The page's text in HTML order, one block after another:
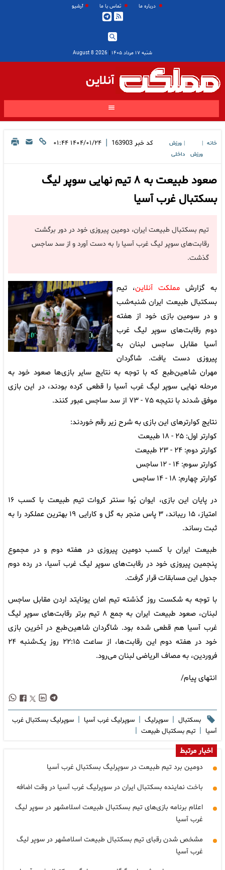
درباره ما تماس با ما آرشیو
شنبه ۱۷ مرداد ۱۴۰۵ |
2026 August 8
آنلاین
خانه
ورزش
ورزش
داخلی
کد خبر 163903
| ۱۴۰۴/۰۱/۲۴ ۰۱:۴۴
صعود طبیعت به ۸ تیم نهایی سوپر لیگ
بسکتبال غرب آسیا
تیم بسکتبال طبیعت ایران، دومین پیروزی خود در دور برگشت
رقابت‌های سوپر لیگ غرب آسیا را به دست‌ آورد و از سد ساجس
گذشت.
به گزارش مملکت آنلاین، تیم
بسکتبال طبیعت ایران شنبه‌شب
و در سومین بازی خود از هفته
دوم رقابت‌های سوپر لیگ غرب
آسیا مقابل ساجس لبنان به
پیروزی دست یافت. شاگردان
مهران شاهین‌طبع که با توجه به نتایج سایر بازی‌ها صعود خود به
مرحله نهایی سوپر لیگ غرب آسیا را قطعی کرده بودند، در این بازی
موفق شدند با نتیجه ۷۵ - ۷۳ از سد ساجس عبور کنند.
نتایج کوارترهای این بازی به شرح زیر رقم خوردند:
کوارتر اول: ۲۵ - ۱۸ طبیعت
کوارتر دوم: ۲۴ - ۲۳ طبیعت
کوارتر سوم: ۱۴ - ۱۲ ساجس
کوارتر چهارم: ۱۸ - ۱۴ ساجس
در پایان این بازی، ایوان بُوا سنتر کروات تیم طبیعت با کسب ۱۶
امتیاز، ۱۵ ریباند، ۳ پاس منجر به گل و کارایی ۱۹ بهترین عملکرد را به
ثبت رساند.
طبیعت ایران با کسب دومین پیروزی در هفته دوم و در مجموع
پنجمین پیروزی خود در رقابت‌های سوپر لیگ غرب آسیا، در رده دوم
جدول این مسابقات قرار گرفت.
با توجه به شکست روز گذشته تیم امان یونایتد اردن مقابل ساجس
لبنان، صعود طبیعت ایران به جمع ۸ تیم برتر رقابت‌های سوپر لیگ
غرب آسیا هم قطعی شده بود. شاگردان شاهین‌طبع در آخرین بازی
خود در هفته دوم این رقابت‌ها، از ساعت ۲۲:۱۵ روز یک‌شنبه ۲۴
فروردین، به مصاف الریاضی لبنان می‌رود.
انتهای پیام/
بسکتبال | سوپرلیگ | سوپرلیگ غرب آسیا | سوپرلیگ بسکتبال غرب
آسیا | تیم بسکتبال طبیعت |
اخبار مرتبط
دومین برد تیم طبیعت در سوپرلیگ بسکتبال غرب آسیا
باخت نماینده بسکتبال ایران در سوپرلیگ غرب آسیا در وقت اضافه
اعلام برنامه بازی‌های تیم بسکتبال طبیعت اسلامشهر در سوپر لیگ
غرب آسیا
مشخص شدن رقبای تیم بسکتبال طبیعت اسلامشهر در سوپر لیگ
غرب آسیا